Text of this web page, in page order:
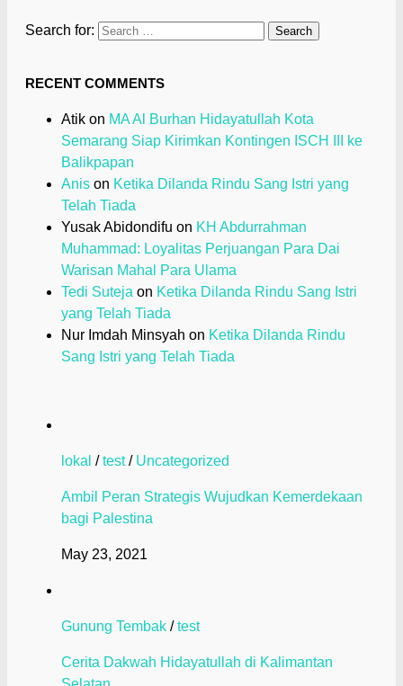
Search for:
RECENT COMMENTS
Atik on MA Al Burhan Hidayatullah Kota
Semarang Siap Kirimkan Kontingen ISCH III ke
Balikpapan
Anis on Ketika Dilanda Rindu Sang Istri yang
Telah Tiada
Yusak Abidondifu on KH Abdurrahman
Muhammad: Loyalitas Perjuangan Para Dai
Warisan Mahal Para Ulama
Tedi Suteja on Ketika Dilanda Rindu Sang Istri
yang Telah Tiada
Nur Imdah Minsyah on Ketika Dilanda Rindu
Sang Istri yang Telah Tiada
lokal /test/ Uncategorized
Ambil Peran Strategis Wujudkan Kemerdekaan
bagi Palestina
May 23, 2021
Gunung Tembak /test
Cerita Dakwah Hidayatullah di Kalimantan